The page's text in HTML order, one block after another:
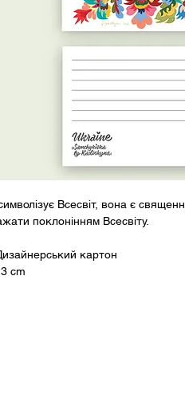
Всесвіт, вона є
поклонінням Всесвіту.
картон
cm